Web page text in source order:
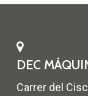
DEC
Carrer del